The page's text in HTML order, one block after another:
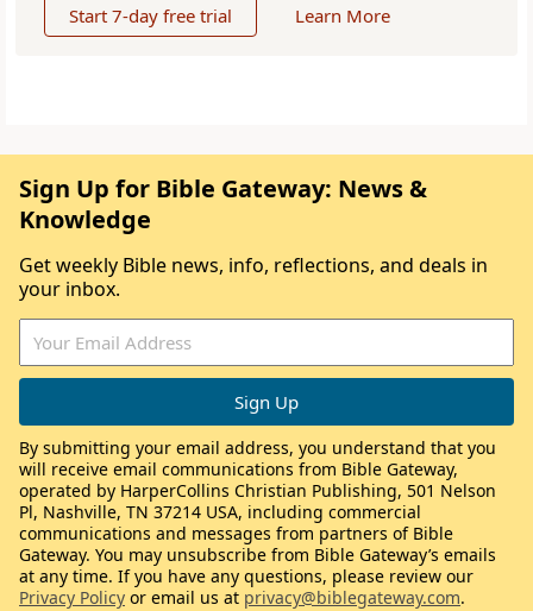
Start 7-day free trial Learn More
Sign Up for Bible Gateway: News &
Knowledge
Get weekly Bible news, info, reflections, and deals in
your inbox.
By submitting your email address, you understand that you
will receive email communications from Bible Gateway,
operated by HarperCollins Christian Publishing, 501 Nelson
Pl, Nashville, TN 37214 USA, including commercial
communications and messages from partners of Bible
Gateway. You may unsubscribe from Bible Gateway’s emails
at any time. If you have any questions, please review our
Privacy Policy or email us at privacy@biblegateway.com.